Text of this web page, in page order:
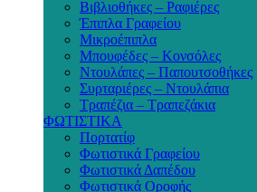
Βιβλιοθήκες – Ραφιέρες
Έπιπλα Γραφείου
Μικροέπιπλα
Μπουφέδες – Κονσόλες
Ντουλάπες – Παπουτσοθήκες
Συρταριέρες – Ντουλάπια
Τραπέζια – Τραπεζάκια
ΦΩΤΙΣΤΙΚΑ
Πορτατίφ
Φωτιστικά Γραφείου
Φωτιστικά Δαπέδου
Φωτιστικά Οροφής